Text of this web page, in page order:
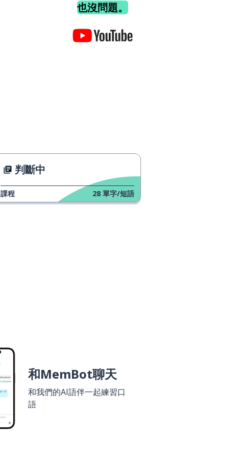
也沒問題。
判斷中
課程 28 單字/短語
和MemBot聊天
和我們的AI語伴一起練習口
語